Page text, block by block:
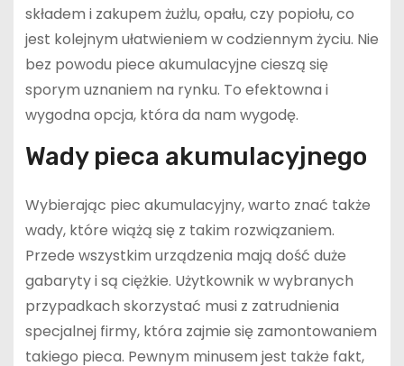
składem i zakupem żużlu, opału, czy popiołu, co
jest kolejnym ułatwieniem w codziennym życiu. Nie
bez powodu piece akumulacyjne cieszą się
sporym uznaniem na rynku. To efektowna i
wygodna opcja, która da nam wygodę.
Wady pieca akumulacyjnego
Wybierając piec akumulacyjny, warto znać także
wady, które wiążą się z takim rozwiązaniem.
Przede wszystkim urządzenia mają dość duże
gabaryty i są ciężkie. Użytkownik w wybranych
przypadkach skorzystać musi z zatrudnienia
specjalnej firmy, która zajmie się zamontowaniem
takiego pieca. Pewnym minusem jest także fakt,